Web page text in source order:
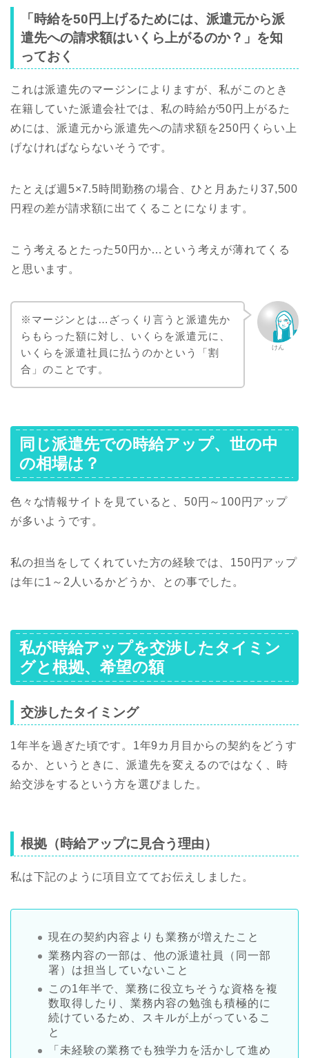
「時給を50円上げるためには、派遣元から派
遣先への請求額はいくら上がるのか？」を知
っておく
これは派遣先のマージンによりますが、私がこのとき
在籍していた派遣会社では、私の時給が50円上がるた
めには、派遣元から派遣先への請求額を250円くらい上
げなければならないそうです。
たとえば週5×7.5時間勤務の場合、ひと月あたり37,500
円程の差が請求額に出てくることになります。
こう考えるとたった50円か…という考えが薄れてくる
と思います。
けん
※マージンとは…ざっくり言うと派遣先か
らもらった額に対し、いくらを派遣元に、
いくらを派遣社員に払うのかという「割
合」のことです。
同じ派遣先での時給アップ、世の中
の相場は？
色々な情報サイトを見ていると、50円～100円アップ
が多いようです。
私の担当をしてくれていた方の経験では、150円アップ
は年に1～2人いるかどうか、との事でした。
私が時給アップを交渉したタイミン
グと根拠、 希望の額
交渉したタイミング
1年半を過ぎた頃です。1年9カ月目からの契約をどうす
るか、というときに、派遣先を変えるのではなく、時
給交渉をするという方を選びました。
根拠（時給アップに見合う理由）
私は下記のように項目立ててお伝えしました。
現在の契約内容よりも業務が増えたこと
業務内容の一部は、他の派遣社員（同一部
署）は担当していないこと
この1年半で、業務に役立ちそうな資格を複
数取得したり、業務内容の勉強も積極的に
続けているため、スキルが上がっているこ
と
「未経験の業務でも独学力を活かして進め